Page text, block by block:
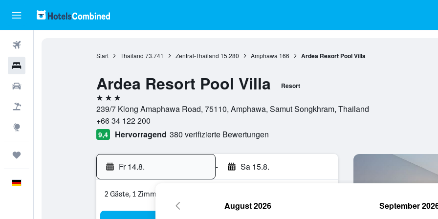
Start Thailand 73.741 Zentral-Thailand 15.280 Amphawa 166 Ardea Resort Pool Villa
Ardea Resort Pool Villa Resort
3 Sterne
239/7 Klong Amaphawa Road, 75110, Amphawa, Samut Songkhram, Thailand
+66 34 122 200
9,4 Hervorragend 380 verifizierte Bewertungen
Fr 14.8. - Sa 15.8.
2 Gäste, 1 Zimmer
August 2026 September